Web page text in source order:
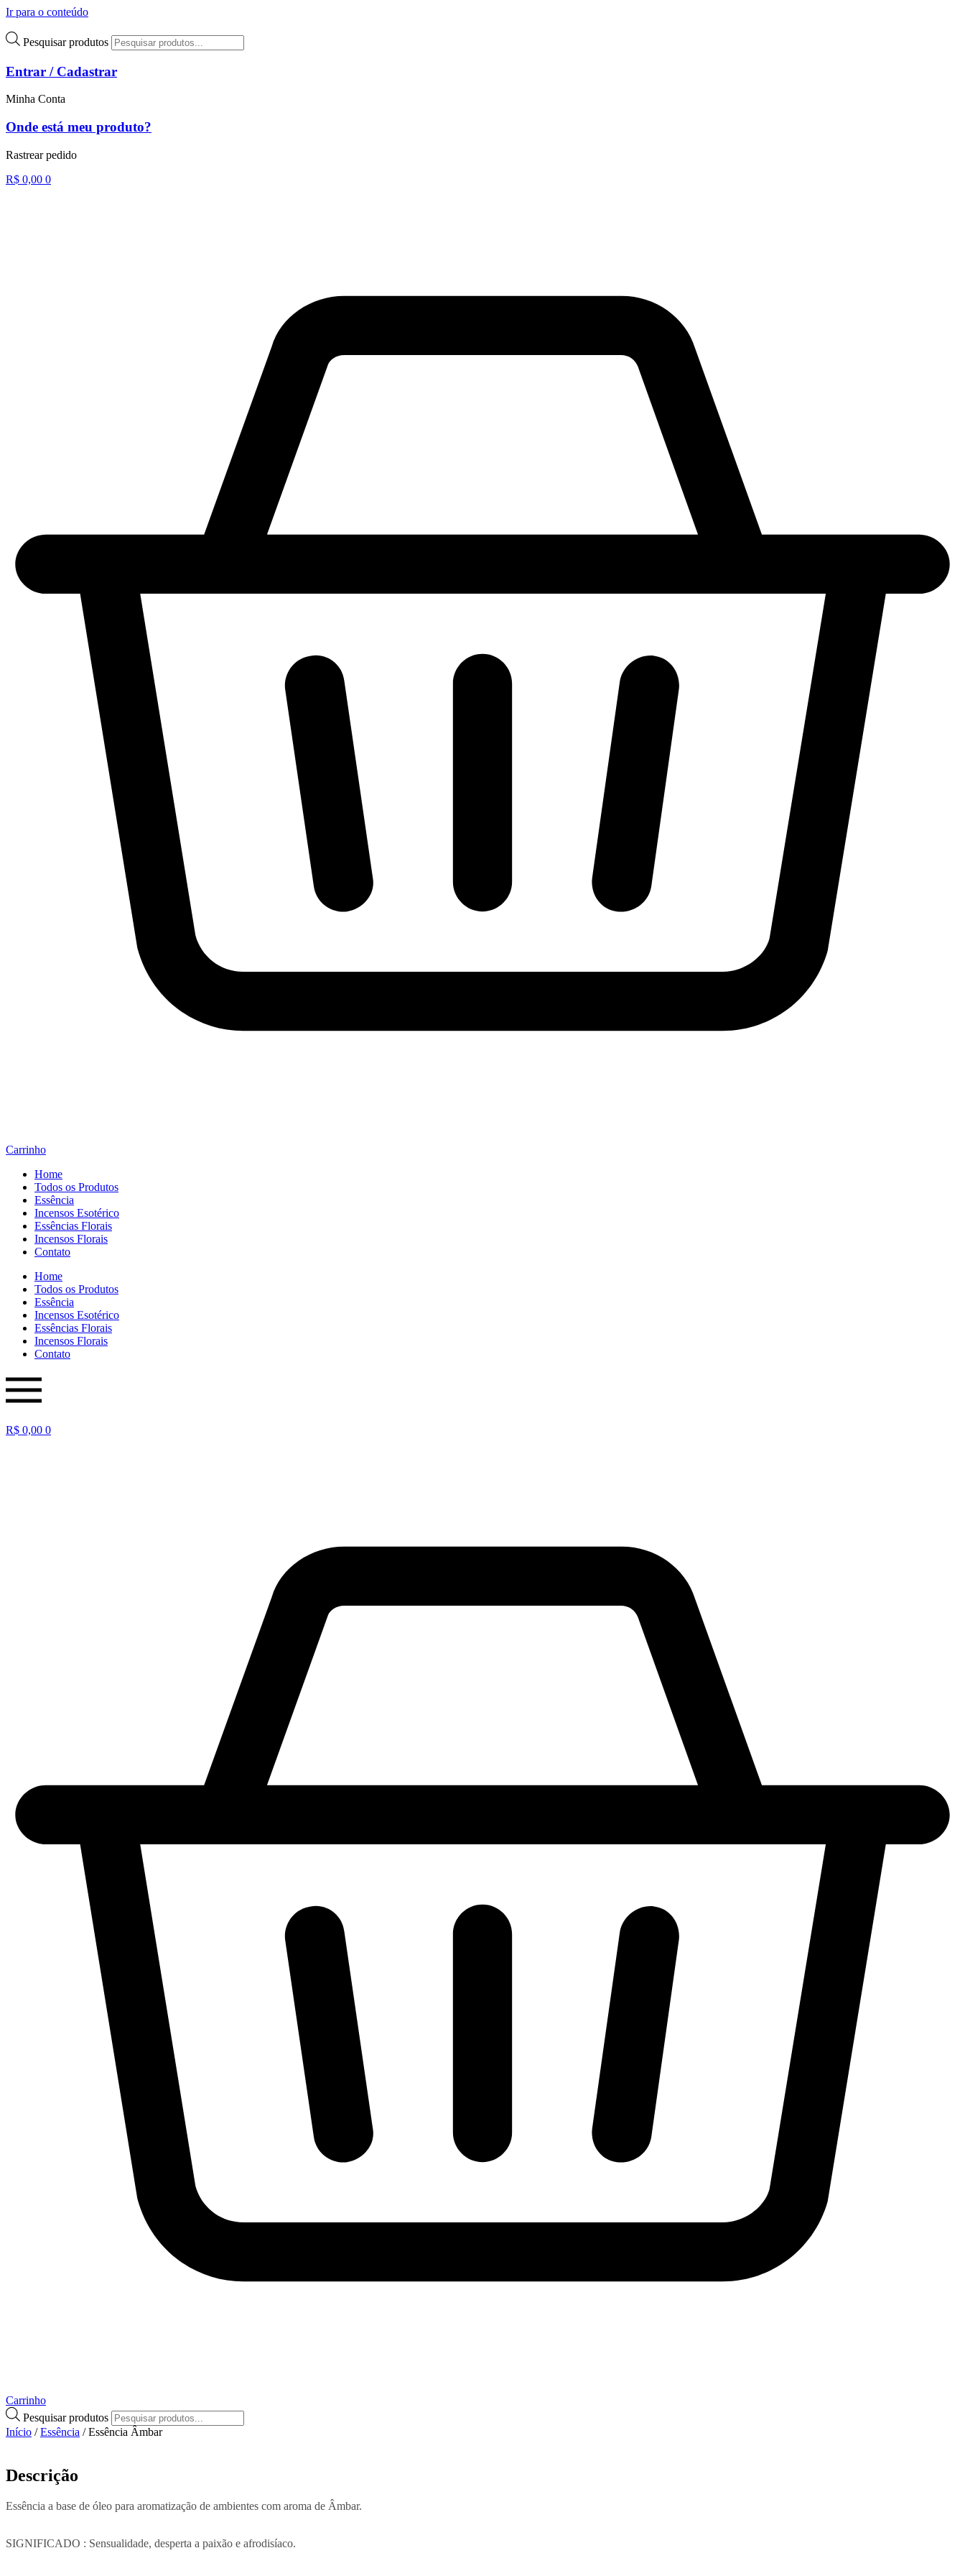
Ir para o conteúdo
Pesquisar produtos
Entrar / Cadastrar
Minha Conta
Onde está meu produto?
Rastrear pedido
R$ 0,00 0
Carrinho
Home
Todos os Produtos
Essência
Incensos Esotérico
Essências Florais
Incensos Florais
Contato
Home
Todos os Produtos
Essência
Incensos Esotérico
Essências Florais
Incensos Florais
Contato
R$ 0,00 0
Carrinho
Pesquisar produtos
Início /Essência / Essência Âmbar
Descrição
Essência a base de óleo para aromatização de ambientes com aroma de Âmbar.
SIGNIFICADO : Sensualidade, desperta a paixão e afrodisíaco.